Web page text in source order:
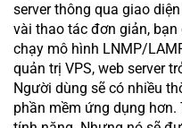
server thông qua giao
vài thao tác đơn giản,
chạy mô hình LNMP/
quản trị VPS, web server
Người dùng sẽ có nhiều
phần mềm ứng dụng